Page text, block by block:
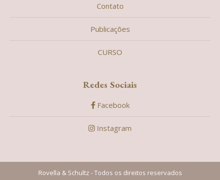
Contato
Publicações
CURSO
Redes Sociais
Facebook
Instagram
Rovella & Schultz - Todos os direitos reservados